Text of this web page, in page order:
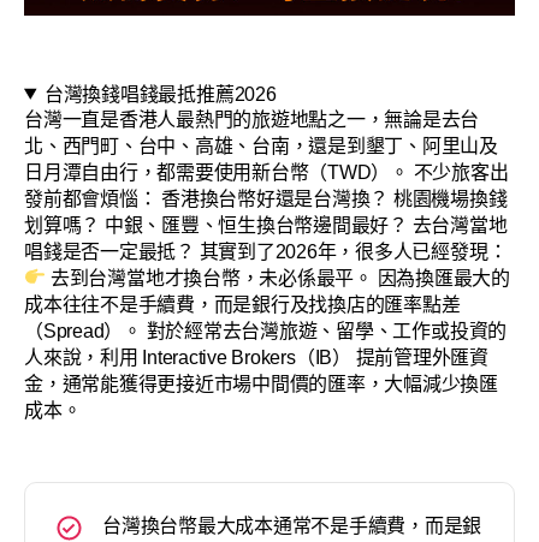
台灣換錢唱錢最抵推薦2026
台灣一直是香港人最熱門的旅遊地點之一，無論是去台
北、西門町、台中、高雄、台南，還是到墾丁、阿里山及
日月潭自由行，都需要使用新台幣（TWD）。 不少旅客出
發前都會煩惱： 香港換台幣好還是台灣換？ 桃園機場換錢
划算嗎？ 中銀、匯豐、恒生換台幣邊間最好？ 去台灣當地
唱錢是否一定最抵？ 其實到了2026年，很多人已經發現：
去到台灣當地才換台幣，未必係最平。 因為換匯最大的
成本往往不是手續費，而是銀行及找換店的匯率點差
（Spread）。 對於經常去台灣旅遊、留學、工作或投資的
人來說，利用 Interactive Brokers（IB） 提前管理外匯資
金，通常能獲得更接近市場中間價的匯率，大幅減少換匯
成本。
台灣換台幣最大成本通常不是手續費，而是銀